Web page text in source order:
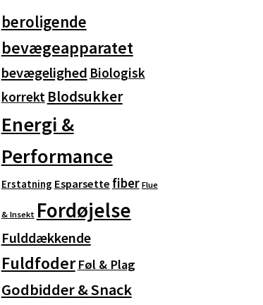
beroligende
bevægeapparatet
bevægelighed Biologisk
korrekt Blodsukker
Energi &
Performance
Erstatning Esparsette fiber Flue
& Insekt Fordøjelse
Fulddækkende
Fuldfoder Føl & Plag
Godbidder & Snack